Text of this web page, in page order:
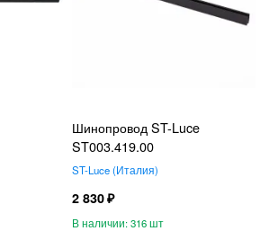
Шинопровод ST-Luce
ST003.419.00
ST-Luce Италия
2 830
316